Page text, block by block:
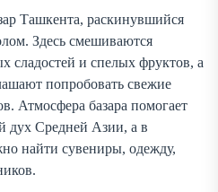
Ташкента, раскинувшийся
Здесь смешиваются
сладостей и спелых фруктов, а
попробовать свежие
Атмосфера базара помогает
дух Средней Азии, а в
найти сувениры, одежду,